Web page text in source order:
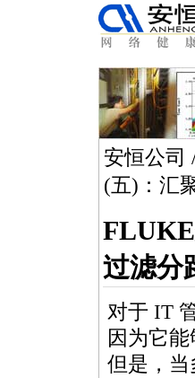
安恒公司
(五)：汇
过滤分
对于 IT
因为它
但是，